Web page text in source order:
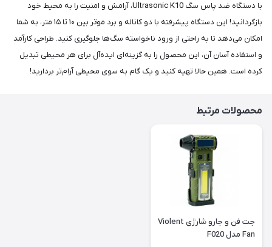
با دستگاه ضد پاس سگ Ultrasonic K10، آرامش و امنیت را به محیط خود
بازگردانید! این دستگاه پیشرفته با دو کاناله و برد موثر بین ۱۰ تا ۱۵ متر، به شما
امکان می‌دهد تا به راحتی از ورود ناخواسته سگ‌ها جلوگیری کنید. طراحی کارآمد
و استفاده آسان آن، این محصول را به گزینه‌ای ایده‌آل برای هر محیطی تبدیل
کرده است. همین حالا تهیه کنید و یک گام به سوی محیطی آرام‌تر بردارید!
محصولات مرتبط
جت فن و جارو شارژی Violent
Fan مدل F020